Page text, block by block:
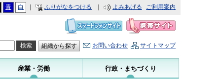
青 白 ふりがなをつける よみあげる ご利用案内
組織から探す お問い合わせ サイトマップ
産業・労働 行政・まちづくり